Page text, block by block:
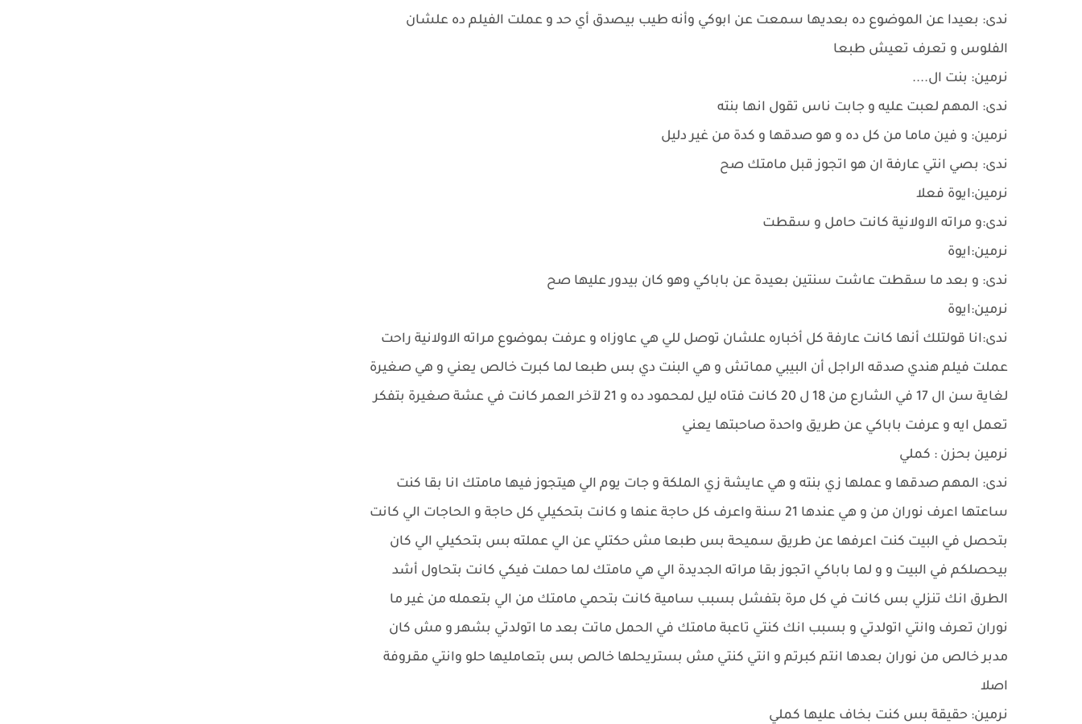
ندى: بعيدا عن الموضوع ده بعديها سمعت عن ابوكي وأنه طيب بيصدق أي حد و عملت الفيلم ده علشان
الفلوس و تعرف تعيش طبعا
نرمين: بنت ال....
ندى: المهم لعبت عليه و جابت ناس تقول انها بنته
نرمين: و فين ماما من كل ده و هو صدقها و كدة من غير دليل
ندى: بصي انتي عارفة ان هو اتجوز قبل مامتك صح
نرمين:ايوة فعلا
ندى:و مراته الاولانية كانت حامل و سقطت
نرمين:ايوة
ندى: و بعد ما سقطت عاشت سنتين بعيدة عن باباكي وهو كان بيدور عليها صح
نرمين:ايوة
ندى:انا قولتلك أنها كانت عارفة كل أخباره علشان توصل للي هي عاوزاه و عرفت بموضوع مراته الاولانية راحت
عملت فيلم هندي صدقه الراجل أن البيبي مماتش و هي البنت دي بس طبعا لما كبرت خالص يعني و هي صغيرة
لغاية سن ال 17 في الشارع من 18 ل 20 كانت فتاه ليل لمحمود ده و 21 لآخر العمر كانت في عشة صغيرة بتفكر
تعمل ايه و عرفت باباكي عن طريق واحدة صاحبتها يعني
نرمين بحزن : كملي
ندى: المهم صدقها و عملها زي بنته و هي عايشة زي الملكة و جات يوم الي هيتجوز فيها مامتك انا بقا كنت
ساعتها اعرف نوران من و هي عندها 21 سنة واعرف كل حاجة عنها و كانت بتحكيلي كل حاجة و الحاجات الي كانت
بتحصل في البيت كنت اعرفها عن طريق سميحة بس طبعا مش حكتلي عن الي عملته بس بتحكيلي الي كان
بيحصلكم في البيت و و لما باباكي اتجوز بقا مراته الجديدة الي هي مامتك لما حملت فيكي كانت بتحاول أشد
الطرق انك تنزلي بس كانت في كل مرة بتفشل بسبب سامية كانت بتحمي مامتك من الي بتعمله من غير ما
نوران تعرف وانتي اتولدتي و بسبب انك كنتي تاعبة مامتك في الحمل ماتت بعد ما اتولدتي بشهر و مش كان
مدبر خالص من نوران بعدها انتم كبرتم و انتي كنتي مش بستريحلها خالص بس بتعامليها حلو وانتي مقروفة
اصلا
نرمين: حقيقة بس كنت بخاف عليها كملي